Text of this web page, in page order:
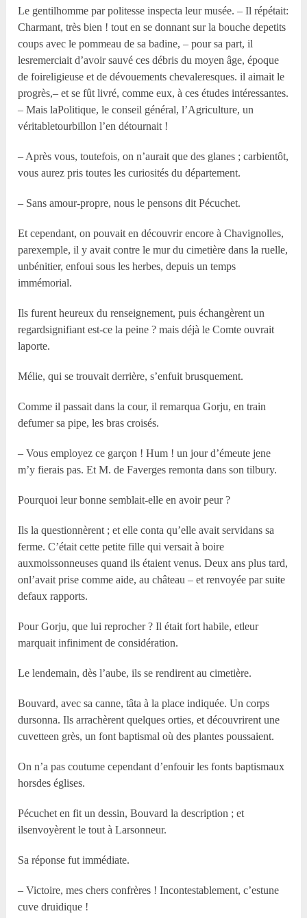
Le gentilhomme par politesse inspecta leur musée. – Il répétait:
Charmant, très bien ! tout en se donnant sur la bouche depetits
coups avec le pommeau de sa badine, – pour sa part, il
lesremerciait d’avoir sauvé ces débris du moyen âge, époque
de foireligieuse et de dévouements chevaleresques. il aimait le
progrès,– et se fût livré, comme eux, à ces études intéressantes.
– Mais laPolitique, le conseil général, l’Agriculture, un
véritabletourbillon l’en détournait !
– Après vous, toutefois, on n’aurait que des glanes ; carbientôt,
vous aurez pris toutes les curiosités du département.
– Sans amour-propre, nous le pensons dit Pécuchet.
Et cependant, on pouvait en découvrir encore à Chavignolles,
parexemple, il y avait contre le mur du cimetière dans la ruelle,
unbénitier, enfoui sous les herbes, depuis un temps
immémorial.
Ils furent heureux du renseignement, puis échangèrent un
regardsignifiant est-ce la peine ? mais déjà le Comte ouvrait
laporte.
Mélie, qui se trouvait derrière, s’enfuit brusquement.
Comme il passait dans la cour, il remarqua Gorju, en train
defumer sa pipe, les bras croisés.
– Vous employez ce garçon ! Hum ! un jour d’émeute jene
m’y fierais pas. Et M. de Faverges remonta dans son tilbury.
Pourquoi leur bonne semblait-elle en avoir peur ?
Ils la questionnèrent ; et elle conta qu’elle avait servidans sa
ferme. C’était cette petite fille qui versait à boire
auxmoissonneuses quand ils étaient venus. Deux ans plus tard,
onl’avait prise comme aide, au château – et renvoyée par suite
defaux rapports.
Pour Gorju, que lui reprocher ? Il était fort habile, etleur
marquait infiniment de considération.
Le lendemain, dès l’aube, ils se rendirent au cimetière.
Bouvard, avec sa canne, tâta à la place indiquée. Un corps
dursonna. Ils arrachèrent quelques orties, et découvrirent une
cuvetteen grès, un font baptismal où des plantes poussaient.
On n’a pas coutume cependant d’enfouir les fonts baptismaux
horsdes églises.
Pécuchet en fit un dessin, Bouvard la description ; et
ilsenvoyèrent le tout à Larsonneur.
Sa réponse fut immédiate.
– Victoire, mes chers confrères ! Incontestablement, c’estune
cuve druidique !